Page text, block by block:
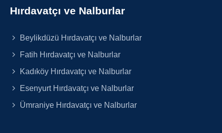
Hırdavatçı ve Nalburlar
Beylikdüzü Hırdavatçı ve Nalburlar
Fatih Hırdavatçı ve Nalburlar
Kadıköy Hırdavatçı ve Nalburlar
Esenyurt Hırdavatçı ve Nalburlar
Ümraniye Hırdavatçı ve Nalburlar